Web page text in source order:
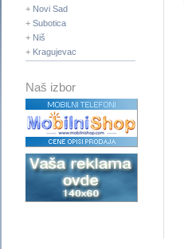
+ Novi Sad
+ Subotica
+ Niš
+ Kragujevac
Naš izbor